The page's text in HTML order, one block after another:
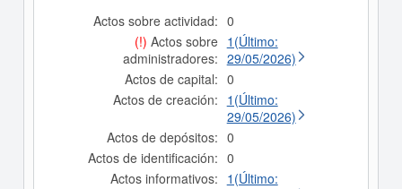
Actos sobre actividad: 0
(!) Actos sobre
administradores:
1(Último:
29/05/2026)
Actos de capital: 0
Actos de creación: 1(Último:
29/05/2026)
Actos de depósitos: 0
Actos de identificación: 0
Actos informativos: 1(Último: